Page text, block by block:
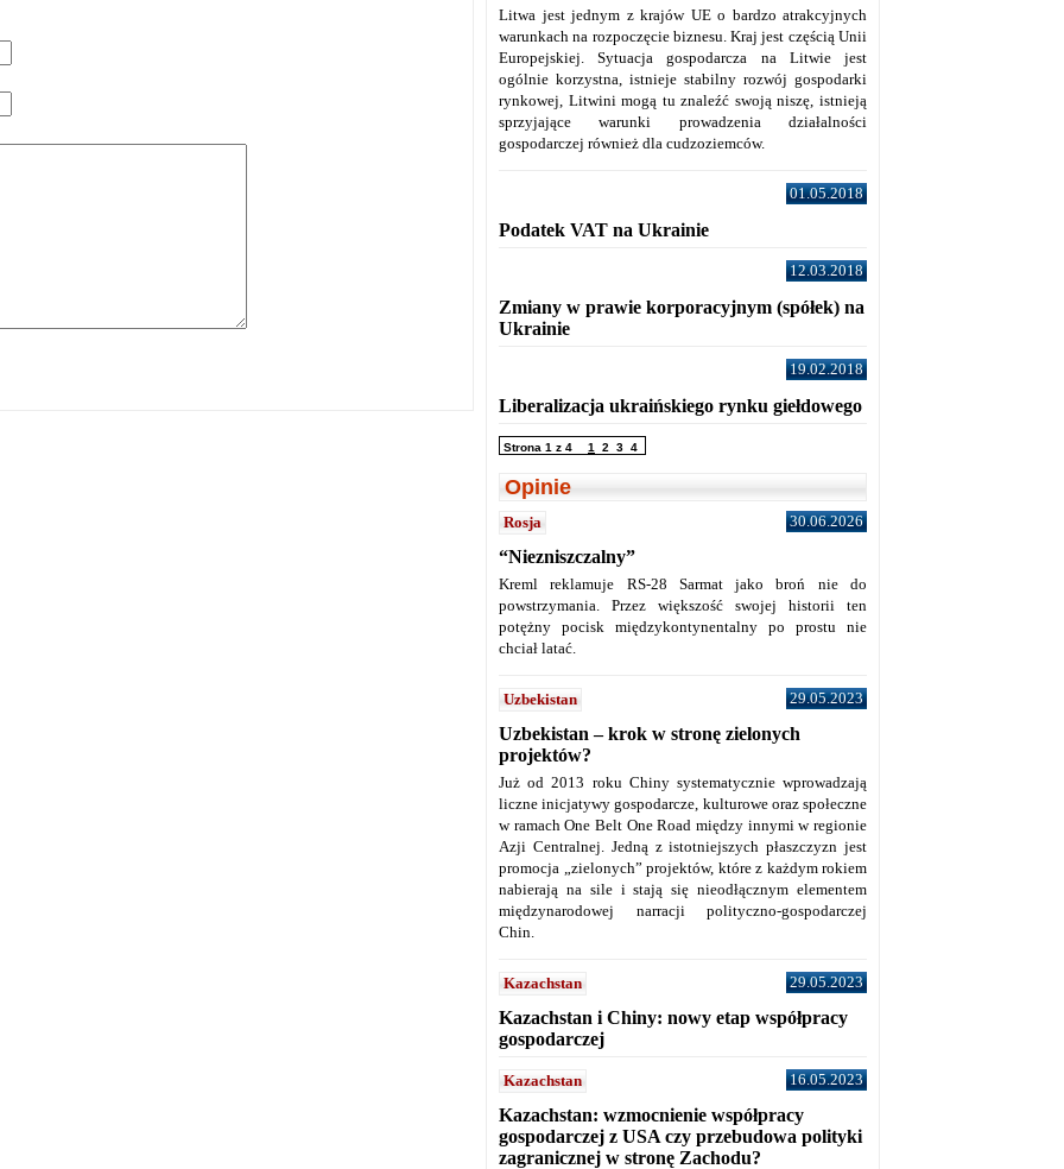
Litwa jest jednym z krajów UE o bardzo atrakcyjnych
warunkach na rozpoczęcie biznesu. Kraj jest częścią Unii
Europejskiej. Sytuacja gospodarcza na Litwie jest
ogólnie korzystna, istnieje stabilny rozwój gospodarki
rynkowej, Litwini mogą tu znaleźć swoją niszę, istnieją
sprzyjające warunki prowadzenia działalności
gospodarczej również dla cudzoziemców.
01.05.2018
Podatek VAT na Ukrainie
12.03.2018
Zmiany w prawie korporacyjnym (spółek) na
Ukrainie
19.02.2018
Liberalizacja ukraińskiego rynku giełdowego
Strona 1 z 4 1 2 3 4
Opinie
Rosja 30.06.2026
“Niezniszczalny”
Kreml reklamuje RS-28 Sarmat jako broń nie do
powstrzymania. Przez większość swojej historii ten
potężny pocisk międzykontynentalny po prostu nie
chciał latać.
Uzbekistan 29.05.2023
Uzbekistan – krok w stronę zielonych
projektów?
Już od 2013 roku Chiny systematycznie wprowadzają
liczne inicjatywy gospodarcze, kulturowe oraz społeczne
w ramach One Belt One Road między innymi w regionie
Azji Centralnej. Jedną z istotniejszych płaszczyzn jest
promocja „zielonych” projektów, które z każdym rokiem
nabierają na sile i stają się nieodłącznym elementem
międzynarodowej narracji polityczno-gospodarczej
Chin.
Kazachstan 29.05.2023
Kazachstan i Chiny: nowy etap współpracy
gospodarczej
Kazachstan 16.05.2023
Kazachstan: wzmocnienie współpracy
gospodarczej z USA czy przebudowa polityki
zagranicznej w stronę Zachodu?